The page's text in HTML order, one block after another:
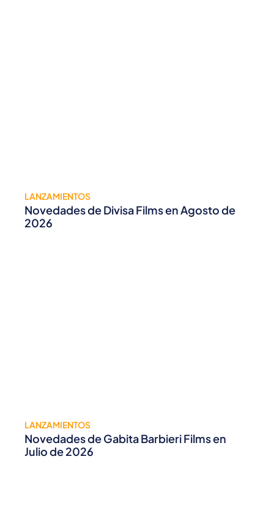
LANZAMIENTOS
Novedades de Divisa Films en Agosto de
2026
LANZAMIENTOS
Novedades de Gabita Barbieri Films en
Julio de 2026